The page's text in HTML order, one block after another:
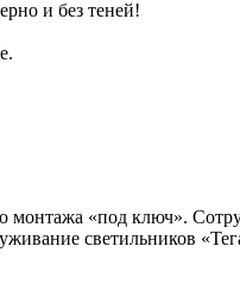
и бeз тeнeй!
«под ключ».
светильников